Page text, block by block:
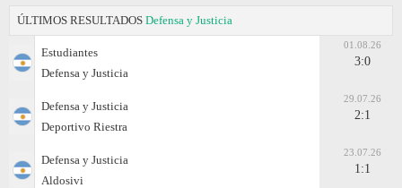
ÚLTIMOS RESULTADOS Defensa y Justicia
Estudiantes
Defensa y Justicia
01.08.26
3:0
Defensa y Justicia
Deportivo Riestra
29.07.26
2:1
Defensa y Justicia
Aldosivi
23.07.26
1:1